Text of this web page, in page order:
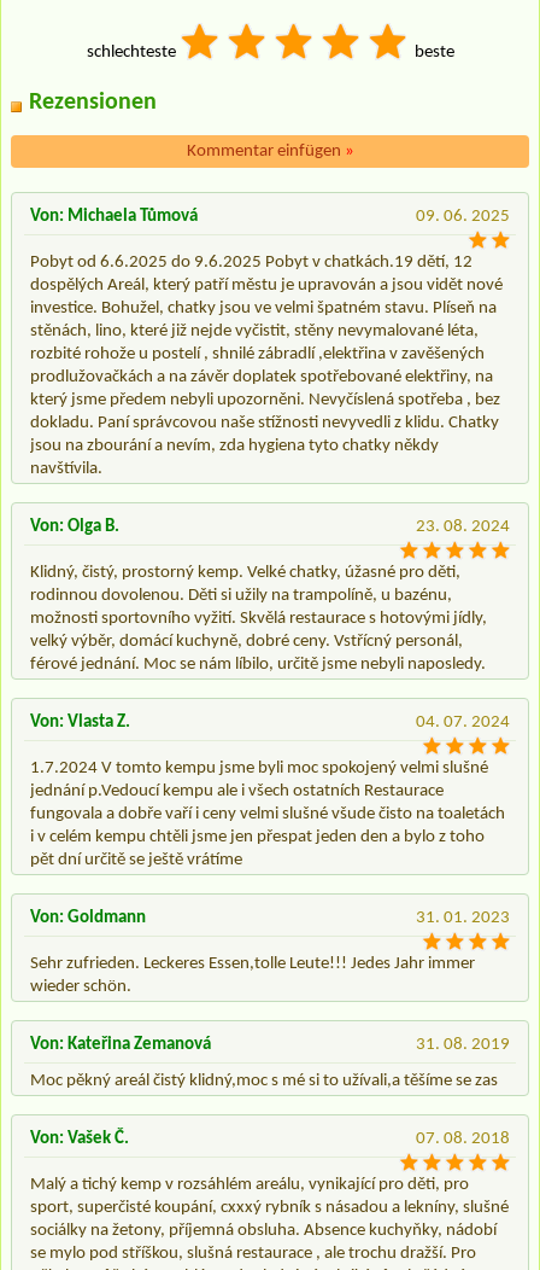
schlechteste beste
Rezensionen
Kommentar einfügen »
09. 06. 2025
Von: Michaela Tůmová
Pobyt od 6.6.2025 do 9.6.2025 Pobyt v chatkách.19 dětí, 12
dospělých Areál, který patří městu je upravován a jsou vidět nové
investice. Bohužel, chatky jsou ve velmi špatném stavu. Plíseň na
stěnách, lino, které již nejde vyčistit, stěny nevymalované léta,
rozbité rohože u postelí , shnilé zábradlí ,elektřina v zavěšených
prodlužovačkách a na závěr doplatek spotřebované elektřiny, na
který jsme předem nebyli upozorněni. Nevyčíslená spotřeba , bez
dokladu. Paní správcovou naše stížnosti nevyvedli z klidu. Chatky
jsou na zbourání a nevím, zda hygiena tyto chatky někdy
navštívila.
23. 08. 2024
Von: Olga B.
Klidný, čistý, prostorný kemp. Velké chatky, úžasné pro děti,
rodinnou dovolenou. Děti si užily na trampolíně, u bazénu,
možnosti sportovního vyžití. Skvělá restaurace s hotovými jídly,
velký výběr, domácí kuchyně, dobré ceny. Vstřícný personál,
férové jednání. Moc se nám líbilo, určitě jsme nebyli naposledy.
04. 07. 2024
Von: Vlasta Z.
1.7.2024 V tomto kempu jsme byli moc spokojený velmi slušné
jednání p.Vedoucí kempu ale i všech ostatních Restaurace
fungovala a dobře vaří i ceny velmi slušné všude čisto na toaletách
i v celém kempu chtěli jsme jen přespat jeden den a bylo z toho
pět dní určitě se ještě vrátíme
31. 01. 2023
Von: Goldmann
Sehr zufrieden. Leckeres Essen,tolle Leute!!! Jedes Jahr immer
wieder schön.
31. 08. 2019
Von: Kateřina Zemanová
Moc pěkný areál čistý klidný,moc s mé si to užívali,a těšíme se zas
07. 08. 2018
Von: Vašek Č.
Malý a tichý kemp v rozsáhlém areálu, vynikající pro děti, pro
sport, superčisté koupání, cxxxý rybník s násadou a lekníny, slušné
sociálky na žetony, příjemná obsluha. Absence kuchyňky, nádobí
se mylo pod stříškou, slušná restaurace , ale trochu dražší. Pro